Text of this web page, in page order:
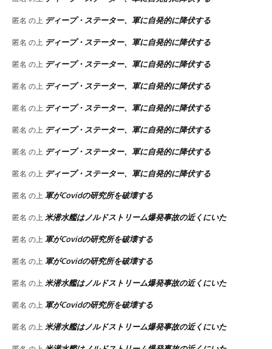
匿名 の上 ディープ・ステーター、軍に自発的に降伏する
匿名 の上 ディープ・ステーター、軍に自発的に降伏する
匿名 の上 ディープ・ステーター、軍に自発的に降伏する
匿名 の上 ディープ・ステーター、軍に自発的に降伏する
匿名 の上 ディープ・ステーター、軍に自発的に降伏する
匿名 の上 ディープ・ステーター、軍に自発的に降伏する
匿名 の上 ディープ・ステーター、軍に自発的に降伏する
匿名 の上 ディープ・ステーター、軍に自発的に降伏する
匿名 の上 軍がCovidの研究所を破壊する
匿名 の上 米潜水艦はノルドストリーム爆発事故の近くにいた
匿名 の上 軍がCovidの研究所を破壊する
匿名 の上 軍がCovidの研究所を破壊する
匿名 の上 米潜水艦はノルドストリーム爆発事故の近くにいた
匿名 の上 軍がCovidの研究所を破壊する
匿名 の上 米潜水艦はノルドストリーム爆発事故の近くにいた